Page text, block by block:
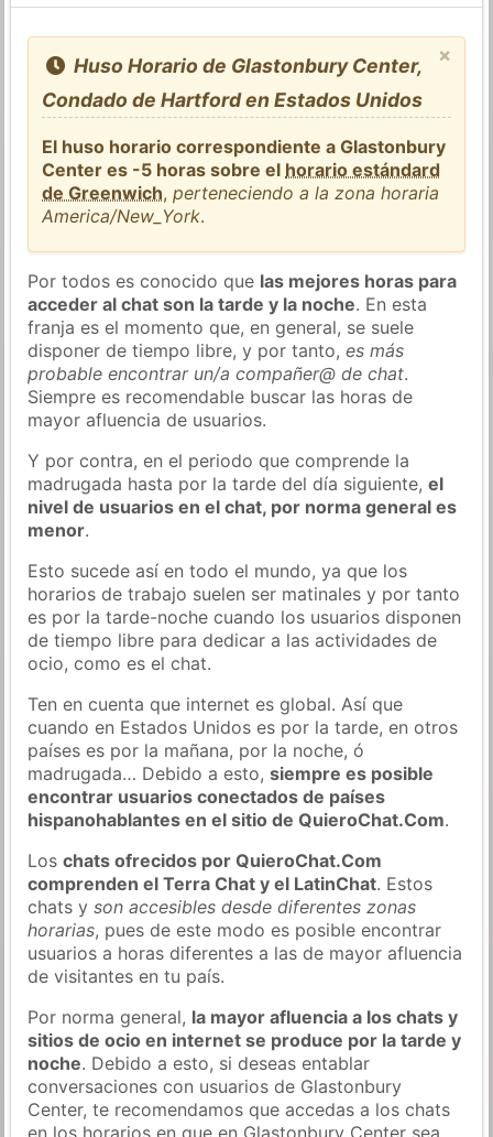
×
Huso Horario de Glastonbury Center,
Condado de Hartford en Estados Unidos
El huso horario correspondiente a Glastonbury
Center es -5 horas sobre el horario estándard
de Greenwich,perteneciendo a la zona horaria
America/New_York.
Por todos es conocido que las mejores horas para
acceder al chat son la tarde y la noche. En esta
franja es el momento que, en general, se suele
disponer de tiempo libre, y por tanto,es más
probable encontrar un/a compañer@ de chat.
Siempre es recomendable buscar las horas de
mayor afluencia de usuarios.
Y por contra, en el periodo que comprende la
madrugada hasta por la tarde del día siguiente,el
nivel de usuarios en el chat, por norma general es
menor.
Esto sucede así en todo el mundo, ya que los
horarios de trabajo suelen ser matinales y por tanto
es por la tarde-noche cuando los usuarios disponen
de tiempo libre para dedicar a las actividades de
ocio, como es el chat.
Ten en cuenta que internet es global. Así que
cuando en Estados Unidos es por la tarde, en otros
países es por la mañana, por la noche, ó
madrugada… Debido a esto,siempre es posible
encontrar usuarios conectados de países
hispanohablantes en el sitio de QuieroChat.Com.
Loschats ofrecidos por QuieroChat.Com
comprenden el Terra Chat y el LatinChat. Estos
chats yson accesibles desde diferentes zonas
horarias, pues de este modo es posible encontrar
usuarios a horas diferentes a las de mayor afluencia
de visitantes en tu país.
Por norma general, la mayor afluencia a los chats y
sitios de ocio en internet se produce por la tarde y
noche. Debido a esto, si deseas entablar
conversaciones con usuarios de Glastonbury
Center, te recomendamos que accedas a los chats
en los horarios en que en Glastonbury Center sea